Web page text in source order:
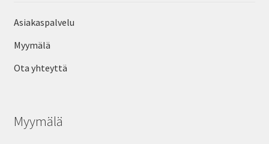
Asiakaspalvelu
Myymälä
Ota yhteyttä
Myymälä